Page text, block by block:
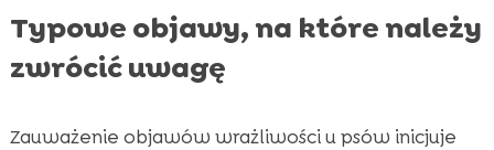
Typowe objawy, na które należy
zwrócić uwagę
Zauważenie objawów wrażliwości u psów inicjuje